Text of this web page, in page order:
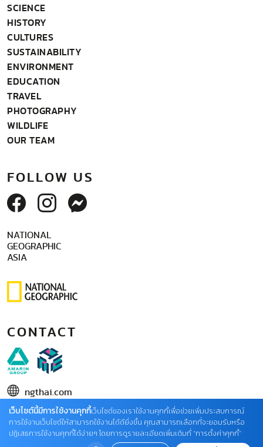
SCIENCE
HISTORY
CULTURES
SUSTAINABILITY
ENVIRONMENT
EDUCATION
TRAVEL
PHOTOGRAPHY
WILDLIFE
OUR TEAM
FOLLOW US
NATIONAL
GEOGRAPHIC
ASIA
CONTACT
ngthai.com
บริษัท เอเอ็มอี อิมเมจิเนทีฟ จำกัด
ในเครือ บริษัท อมรินทร์ คอร์เปอเรชั่นส์ จำกัด (มหาชน)
เว็บไซต์นี้มีการใช้งานคุกกี้เว็บไซต์ของเราใช้งานคุกกี้เพื่อช่วยเพิ่มประสบการณ์
การใช้งานเว็บไซต์ให้สามารถใช้งานได้ดียิ่งขึ้น คุณสามารถเลือกที่จะยอมรับหรือ
ปฏิเสธการใช้งานคุกกี้ได้ง่ายๆ โดยการดูรายละเอียดเพิ่มเติมที่ “การตั้งค่าคุกกี้”